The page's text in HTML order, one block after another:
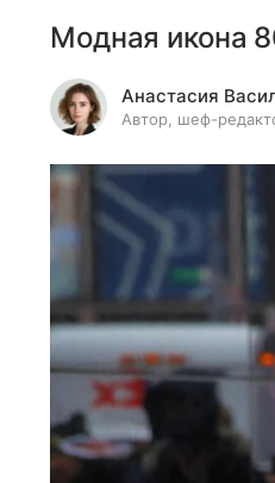
Модная икона
Анастасия
Автор, шеф-